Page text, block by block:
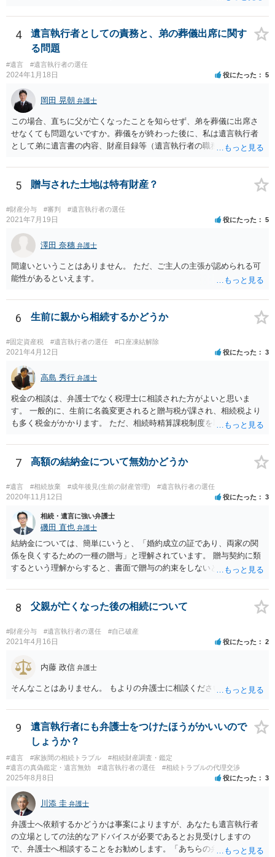
4
遺言執行者としての責務と、弟の葬儀出席に関す
る問題
#遺言 #遺言執行者の選任
2024年1月18日 役にたった 5
岡田 晃朝 弁護士
この場合、直ちに父が亡くなったことを知らせず、弟を葬儀に出席さ
せなくても問題ないですか。葬儀をが終わった後に、私は遺言執行者
として弟に遺言書の内容、財産目録等（遺言執行者の職務）を知らせ
るかは喪主の自由です。 呼ばなくてもかまいません。 そもそも、そう
いう法律関係にありません。 遺言の内容と遺産の総額の通知、公正証
で、対応しましょう。 そのあとは遺留分の請求などがあればそれへの
対応となるでしょう。
5 贈与された土地は特有財産？
#財産分与 #審判 #遺言執行者の選任
2021年7月19日 役にたった 5
澤田 奈穗 弁護士
間違いということはありません。 ただ、ご主人の主張が認められる可
能性があるといえます。
6 生前に親から相続するかどうか
#固定資産税 #遺言執行者の選任 #口座凍結解除
2021年4月12日 役にたった 3
高島 秀行 弁護士
税金の相談は、弁護士でなく税理士に相談された方がよいと思いま
す。 一般的に、生前に名義変更されると贈与税が課され、相続税より
も多く税金がかかります。 ただ、相続時精算課税制度を取れば、実質
ういう場合にどれくらい税金がかかるか計算してもらって どういう方
針を取るか決められたらよいと思います。
7 高額の結納金について無効かどうか
#遺言 #相続放棄 #成年後見(生前の財産管理) #遺言執行者の選任
2020年11月12日 役にたった 3
相続・遺言に強い弁護士
磯田 直也 弁護士
結納金については、簡単にいうと、「婚約成立の証であり、両家の関
係を良くするための一種の贈与」と理解されています。 贈与契約に類
するという理解からすると、書面で贈与の約束をしないと相手方は支
ことは困難です。 くれぐれも今後お気をつけください。 弁護士に対応
を依頼されるのも悪くはありませんが、感情的な理由が強いと思いま
8 父親が亡くなった後の相続について
#財産分与 #遺言執行者の選任 #自己破産
2021年4月16日 役にたった 2
内藤 政信 弁護士
そんなことはありません。 もよりの弁護士に相談ください。
9
遺言執行者にも弁護士をつけたほうがかいいので
しょうか？
#遺言 #家族間の相続トラブル
#相続財産調査・鑑定
#遺言の真偽鑑定・遺言無効
#遺言執行者の選任 #相続トラブルの代理交渉
2025年8月8日 役にたった 3
川添 圭 弁護士
弁護士へ依頼するかどうかは事案によりますが、あなたも遺言執行者
の立場としての法的なアドバイスが必要であるとお見受けしますの
で、弁護士へ相談することをお勧めします。「あちらの弁護士」（元